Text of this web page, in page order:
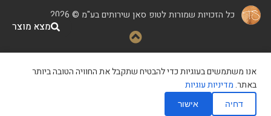
כל הזכויות שמורות לטופ סאן שירותים בע"מ © 2026
מדיניות פרטיות
מצא מוצר
אנו משתמשים בעוגיות כדי להבטיח שתקבל את החוויה הטובה ביותר
באתר.מדיניות עוגיות
דחיה אישור